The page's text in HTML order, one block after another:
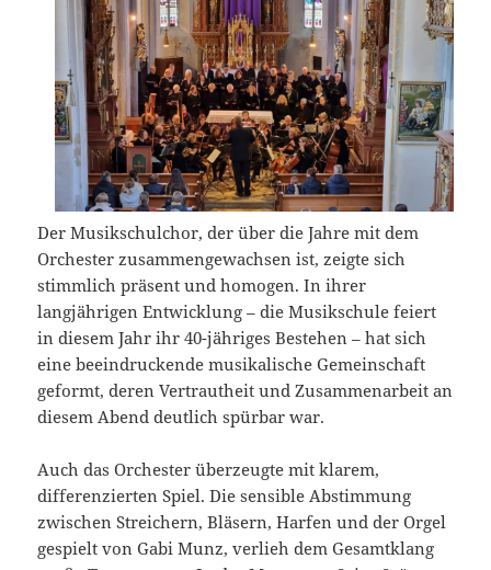
Der Musikschulchor, der über die Jahre mit dem
Orchester zusammengewachsen ist, zeigte sich
stimmlich präsent und homogen. In ihrer
langjährigen Entwicklung – die Musikschule feiert
in diesem Jahr ihr 40-jähriges Bestehen – hat sich
eine beeindruckende musikalische Gemeinschaft
geformt, deren Vertrautheit und Zusammenarbeit an
diesem Abend deutlich spürbar war.
Auch das Orchester überzeugte mit klarem,
differenzierten Spiel. Die sensible Abstimmung
zwischen Streichern, Bläsern, Harfen und der Orgel
gespielt von Gabi Munz, verlieh dem Gesamtklang